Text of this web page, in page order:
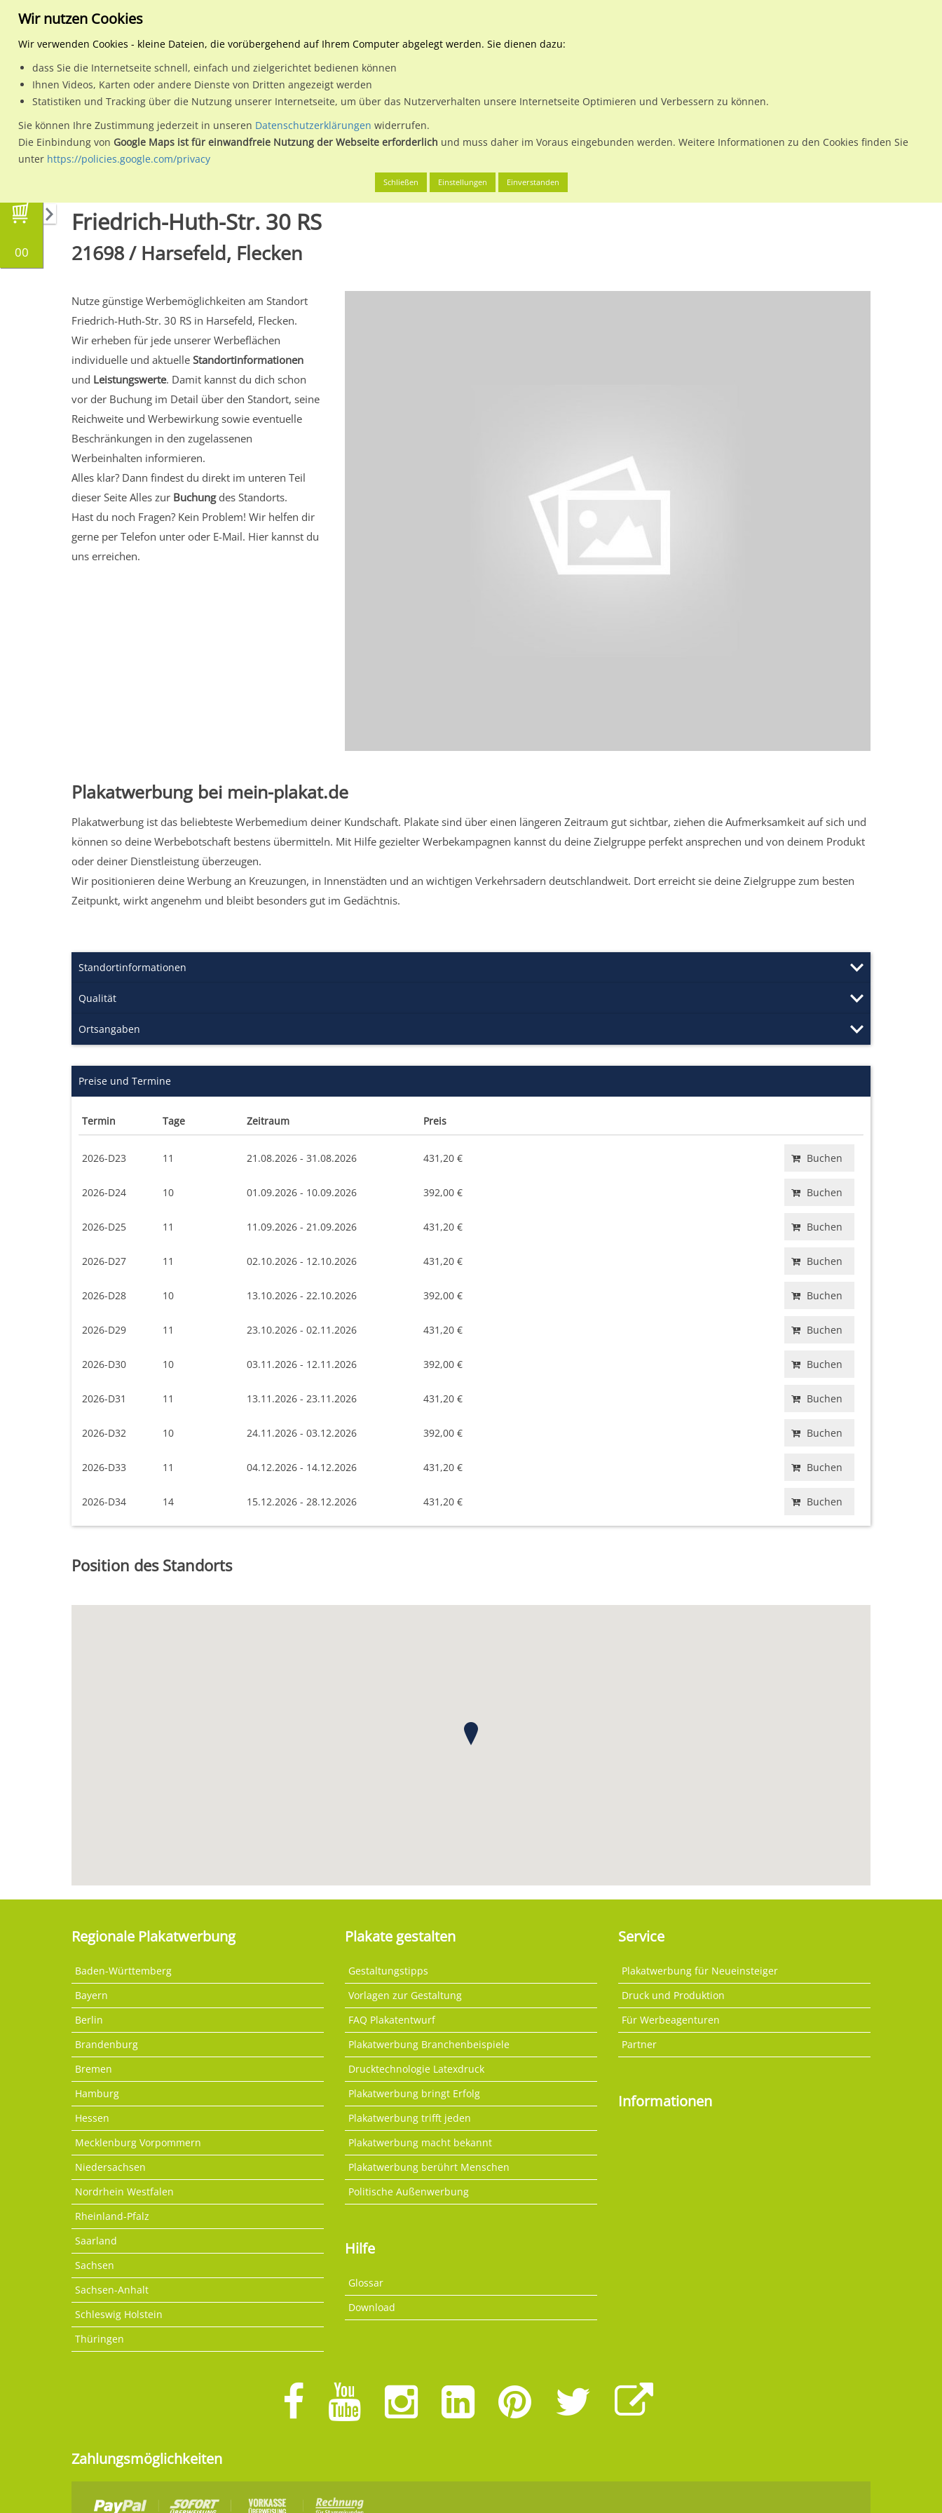
Planen & Buchen Plakatwerbung
Wähle den Werbestandort:
00
Harsefeld, Flecken Friedrich-Huth-Str. 30 RS
Friedrich-Huth-Str. 30 RS
21698 / Harsefeld, Flecken
Nutze günstige Werbemöglichkeiten am Standort
Friedrich-Huth-Str. 30 RS in Harsefeld, Flecken.
Wir erheben für jede unserer Werbeflächen
individuelle und aktuelle Standortinformationen
und Leistungswerte. Damit kannst du dich schon
vor der Buchung im Detail über den Standort, seine
Reichweite und Werbewirkung sowie eventuelle
Beschränkungen in den zugelassenen
Werbeinhalten informieren.
Alles klar? Dann findest du direkt im unteren Teil
dieser Seite Alles zur Buchungdes Standorts.
Hast du noch Fragen? Kein Problem! Wir helfen dir
gerne per Telefon unter oder E-Mail. Hier kannst du
uns erreichen.
Plakatwerbung bei mein-plakat.de
Plakatwerbung ist das beliebteste Werbemedium deiner Kundschaft. Plakate sind über einen längeren Zeitraum gut sichtbar, ziehen die Aufmerksamkeit auf sich und
können so deine Werbebotschaft bestens übermitteln. Mit Hilfe gezielter Werbekampagnen kannst du deine Zielgruppe perfekt ansprechen und von deinem Produkt
oder deiner Dienstleistung überzeugen.
Wir positionieren deine Werbung an Kreuzungen, in Innenstädten und an wichtigen Verkehrsadern deutschlandweit. Dort erreicht sie deine Zielgruppe zum besten
Zeitpunkt, wirkt angenehm und bleibt besonders gut im Gedächtnis.
Standortinformationen
Qualität
Ortsangaben
Preise und Termine
Termin Tage Zeitraum Preis
2026-D23 11 21.08.2026 - 31.08.2026 431,20 € Buchen
2026-D24 10 01.09.2026 - 10.09.2026 392,00 € Buchen
2026-D25 11 11.09.2026 - 21.09.2026 431,20 € Buchen
2026-D27 11 02.10.2026 - 12.10.2026 431,20 € Buchen
2026-D28 10 13.10.2026 - 22.10.2026 392,00 € Buchen
2026-D29 11 23.10.2026 - 02.11.2026 431,20 € Buchen
2026-D30 10 03.11.2026 - 12.11.2026 392,00 € Buchen
2026-D31 11 13.11.2026 - 23.11.2026 431,20 € Buchen
2026-D32 10 24.11.2026 - 03.12.2026 392,00 € Buchen
2026-D33 11 04.12.2026 - 14.12.2026 431,20 € Buchen
2026-D34 14 15.12.2026 - 28.12.2026 431,20 € Buchen
Position des Standorts
Regionale Plakatwerbung
Baden-Württemberg
Bayern
Berlin
Brandenburg
Bremen
Hamburg
Hessen
Mecklenburg Vorpommern
Niedersachsen
Nordrhein Westfalen
Rheinland-Pfalz
Saarland
Sachsen
Sachsen-Anhalt
Schleswig Holstein
Thüringen
Plakate gestalten
Gestaltungstipps
Vorlagen zur Gestaltung
FAQ Plakatentwurf
Plakatwerbung Branchenbeispiele
Drucktechnologie Latexdruck
Plakatwerbung bringt Erfolg
Plakatwerbung trifft jeden
Plakatwerbung macht bekannt
Plakatwerbung berührt Menschen
Politische Außenwerbung
Hilfe
Glossar
Download
Service
Plakatwerbung für Neueinsteiger
Druck und Produktion
Für Werbeagenturen
Partner
Informationen
Zahlungsmöglichkeiten
Wir nutzen Cookies
Wir verwenden Cookies - kleine Dateien, die vorübergehend auf Ihrem Computer abgelegt werden. Sie dienen dazu:
dass Sie die Internetseite schnell, einfach und zielgerichtet bedienen können
Ihnen Videos, Karten oder andere Dienste von Dritten angezeigt werden
Statistiken und Tracking über die Nutzung unserer Internetseite, um über das Nutzerverhalten unsere Internetseite Optimieren und Verbessern zu können.
Sie können Ihre Zustimmung jederzeit in unseren Datenschutzerklärungen widerrufen.
Die Einbindung von Google Maps ist für einwandfreie Nutzung der Webseite erforderlich und muss daher im Voraus eingebunden werden. Weitere Informationen zu den Cookies finden Sie
unter https://policies.google.com/privacy
Schließen Einstellungen Einverstanden